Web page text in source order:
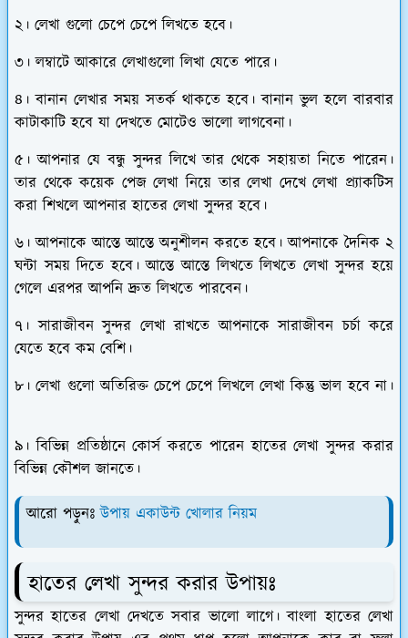
২। লেখা গুলো চেপে চেপে লিখতে হবে।
৩। লম্বাটে আকারে লেখাগুলো লিখা যেতে পারে।
৪। বানান লেখার সময় সতর্ক থাকতে হবে। বানান ভুল হলে বারবার
কাটাকাটি হবে যা দেখতে মোটেও ভালো লাগবেনা।
৫। আপনার যে বন্ধু সুন্দর লিখে তার থেকে সহায়তা নিতে পারেন।
তার থেকে কয়েক পেজ লেখা নিয়ে তার লেখা দেখে লেখা প্র্যাকটিস
করা শিখলে আপনার হাতের লেখা সুন্দর হবে।
৬। আপনাকে আস্তে আস্তে অনুশীলন করতে হবে। আপনাকে দৈনিক ২
ঘন্টা সময় দিতে হবে। আস্তে আস্তে লিখতে লিখতে লেখা সুন্দর হয়ে
গেলে এরপর আপনি দ্রুত লিখতে পারবেন।
৭। সারাজীবন সুন্দর লেখা রাখতে আপনাকে সারাজীবন চর্চা করে
যেতে হবে কম বেশি।
৮। লেখা গুলো অতিরিক্ত চেপে চেপে লিখলে লেখা কিন্তু ভাল হবে না।
৯। বিভিন্ন প্রতিষ্ঠানে কোর্স করতে পারেন হাতের লেখা সুন্দর করার
বিভিন্ন কৌশল জানতে।
আরো পড়ুনঃউপায় একাউন্ট খোলার নিয়ম
হাতের লেখা সুন্দর করার উপায়ঃ
সুন্দর হাতের লেখা দেখতে সবার ভালো লাগে। বাংলা হাতের লেখা